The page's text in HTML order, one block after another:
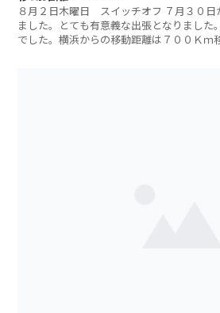
８月２日木曜日 スイッチオフ ７月３０日
ました。とても有意義な出張となりました
でした。横浜からの移動距離は７００Ｋｍ